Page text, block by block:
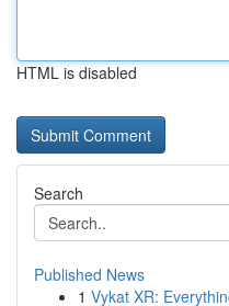
HTML is disabled
Search
Published News
1 Vykat XR: